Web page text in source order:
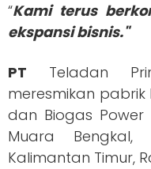
“Kami terus
ekspansi bisnis."
PT Teladan
meresmikan pabrik
dan Biogas
Muara Bengkal,
Kalimantan Timur,